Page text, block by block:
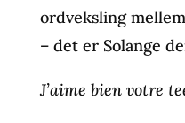
ordveksling
– det er Solange
J’aime bien votre